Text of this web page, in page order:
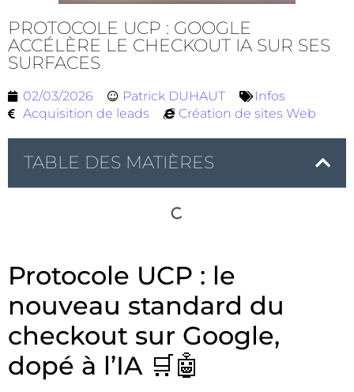
PROTOCOLE UCP : GOOGLE
ACCÉLÈRE LE CHECKOUT IA SUR SES
SURFACES
02/03/2026 Patrick DUHAUT
Infos
Acquisition de leads
Création de sites Web
TABLE DES MATIÈRES
Protocole UCP : le
nouveau standard du
checkout sur Google,
dopé à l’IA 🛒🤖